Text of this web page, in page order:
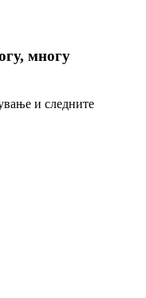
многу
и следните